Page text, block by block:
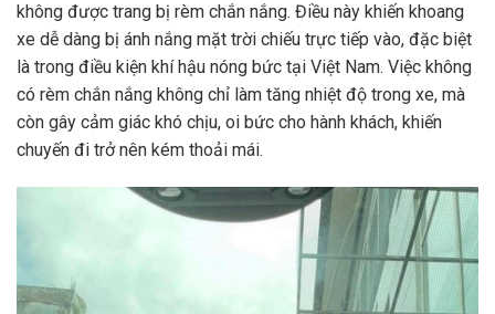
không được trang bị rèm chắn nắng. Điều này khiến khoang
xe dễ dàng bị ánh nắng mặt trời chiếu trực tiếp vào, đặc biệt
là trong điều kiện khí hậu nóng bức tại Việt Nam. Việc không
có rèm chắn nắng không chỉ làm tăng nhiệt độ trong xe, mà
còn gây cảm giác khó chịu, oi bức cho hành khách, khiến
chuyến đi trở nên kém thoải mái.